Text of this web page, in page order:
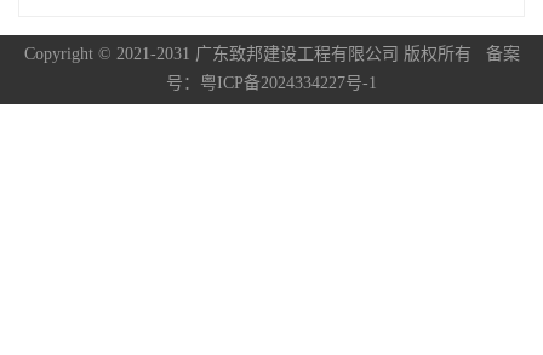
Copyright © 2021-2031 广东致邦建设工程有限公司 版权所有
备案
号：粤ICP备2024334227号-1